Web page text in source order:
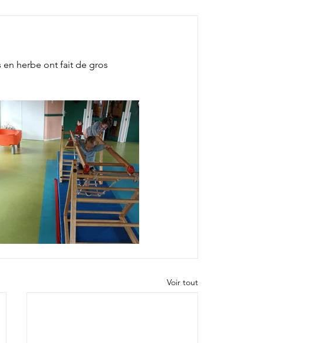
en herbe ont fait de gros
Voir tout